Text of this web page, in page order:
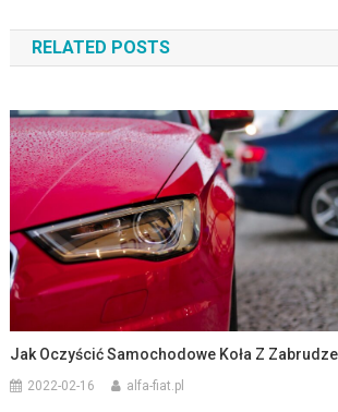
wpisu
RELATED POSTS
Jak Oczyścić Samochodowe Koła Z
2022-02-16 alfa-fiat.pl